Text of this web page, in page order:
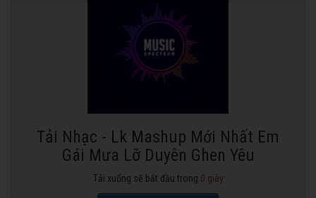
Tải Nhạc - Lk Mashup Mới Nhất Em
Gái Mưa Lỡ Duyên Ghen Yêu
Tải xuống sẽ bắt đầu trong 0 giây